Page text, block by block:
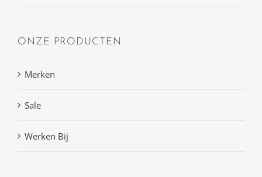
ONZE PRODUCTEN
Merken
Sale
Werken Bij